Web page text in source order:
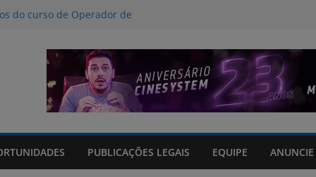
do curso de Operador de
poucas chances de cura para o
climático, portaria suspende
FURG até sexta (7) pela manhã
PUBLICAÇÕES LEGAIS EQUIPE ANUNCIE